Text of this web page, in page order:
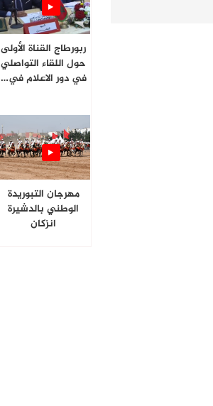
ربورطاج القناة الأولى
حول اللقاء التواصلي
في دور الاعلام في…
مهرجان التبوريدة
الوطني بالدشيرة
انزكان